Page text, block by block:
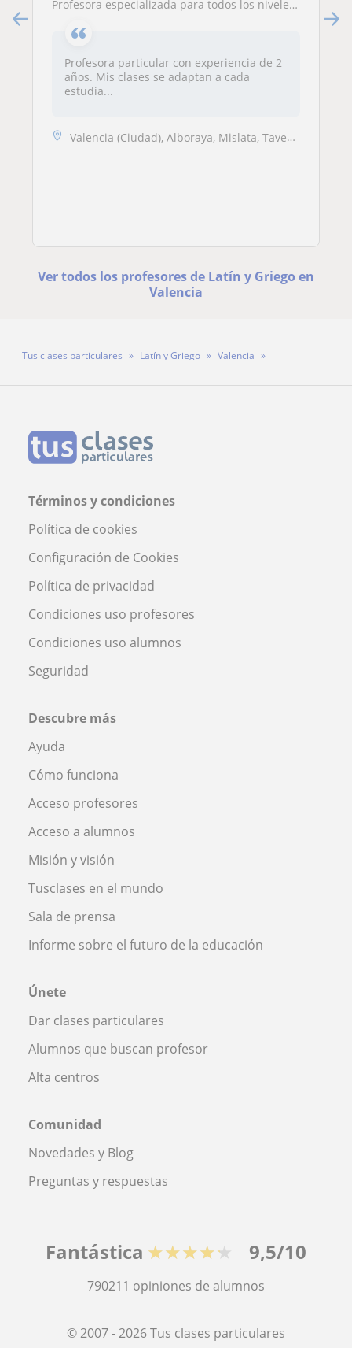
Profesora especializada para todos los niveles de las asignaturas de latín y griego.
Profesora particular con experiencia de 2
años. Mis clases se adaptan a cada
estudia...
Valencia (Ciudad), Alboraya, Mislata, Tavernes Blanques
Ver todos los profesores de Latín y Griego en
Valencia
Tus clases particulares Latín y Griego
Valencia
Términos y condiciones
Política de cookies
Configuración de Cookies
Política de privacidad
Condiciones uso profesores
Condiciones uso alumnos
Seguridad
Descubre más
Ayuda
Cómo funciona
Acceso profesores
Acceso a alumnos
Misión y visión
Tusclases en el mundo
Sala de prensa
Informe sobre el futuro de la educación
Únete
Dar clases particulares
Alumnos que buscan profesor
Alta centros
Comunidad
Novedades y Blog
Preguntas y respuestas
Fantástica ★★★★★ 9,5/10
790211 opiniones de alumnos
© 2007 - 2026 Tus clases particulares